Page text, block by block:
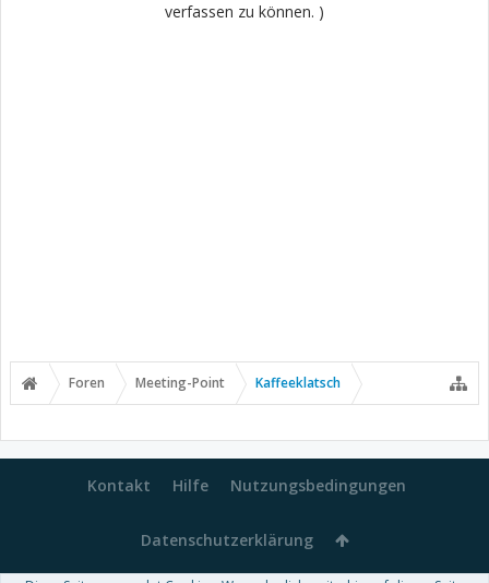
verfassen zu können. )
Foren Meeting-Point Kaffeeklatsch
Kontakt Hilfe Nutzungsbedingungen
Datenschutzerklärung